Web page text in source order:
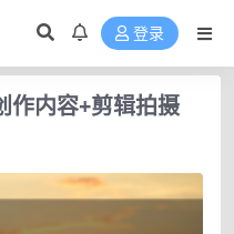
登录
作内容+剪辑拍摄